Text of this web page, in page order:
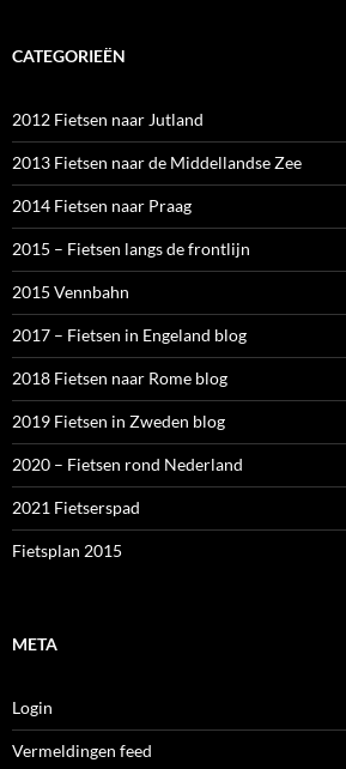
CATEGORIEËN
2012 Fietsen naar Jutland
2013 Fietsen naar de Middellandse Zee
2014 Fietsen naar Praag
2015 – Fietsen langs de frontlijn
2015 Vennbahn
2017 – Fietsen in Engeland blog
2018 Fietsen naar Rome blog
2019 Fietsen in Zweden blog
2020 – Fietsen rond Nederland
2021 Fietserspad
Fietsplan 2015
META
Login
Vermeldingen feed